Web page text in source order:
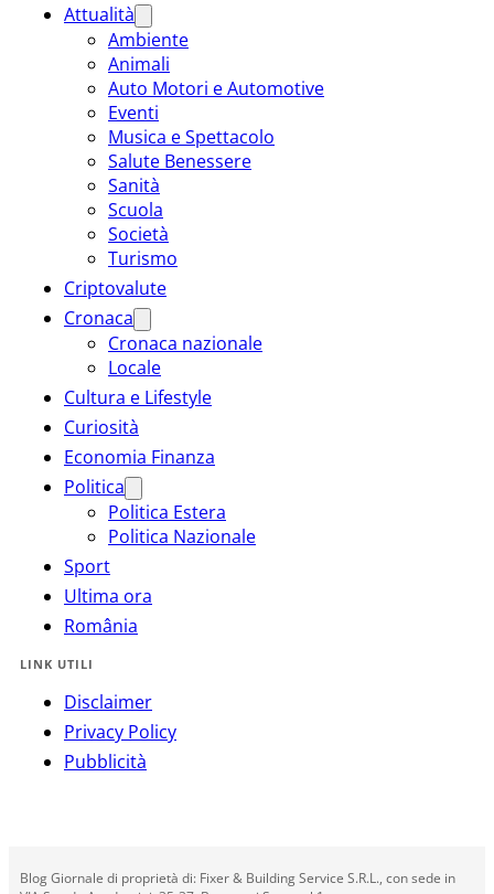
Attualità
Ambiente
Animali
Auto Motori e Automotive
Eventi
Musica e Spettacolo
Salute Benessere
Sanità
Scuola
Società
Turismo
Criptovalute
Cronaca
Cronaca nazionale
Locale
Cultura e Lifestyle
Curiosità
Economia Finanza
Politica
Politica Estera
Politica Nazionale
Sport
Ultima ora
România
LINK UTILI
Disclaimer
Privacy Policy
Pubblicità
Blog Giornale di proprietà di: Fixer & Building Service S.R.L., con sede in